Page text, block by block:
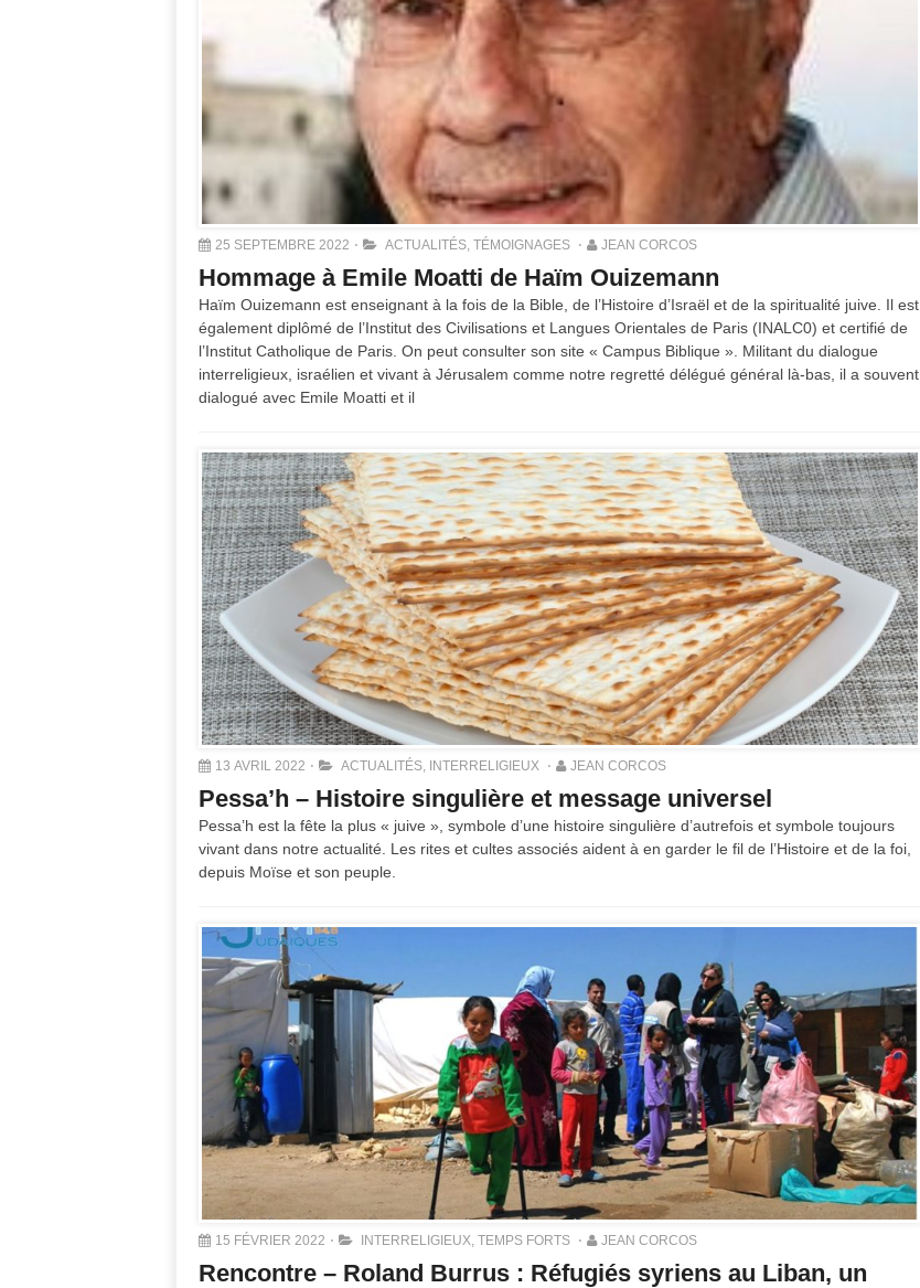
25 SEPTEMBRE 2022 ACTUALITÉS, TÉMOIGNAGES JEAN CORCOS
Hommage à Emile Moatti de Haïm Ouizemann
Haïm Ouizemann est enseignant à la fois de la Bible, de l’Histoire d’Israël et de la spiritualité juive. Il est
également diplômé de l’Institut des Civilisations et Langues Orientales de Paris (INALC0) et certifié de
l’Institut Catholique de Paris. On peut consulter son site « Campus Biblique ». Militant du dialogue
interreligieux, israélien et vivant à Jérusalem comme notre regretté délégué général là-bas, il a souvent
dialogué avec Emile Moatti et il
13 AVRIL 2022 ACTUALITÉS INTERRELIGIEUX JEAN CORCOS
Pessa’h – Histoire singulière et message universel
Pessa’h est la fête la plus « juive », symbole d’une histoire singulière d’autrefois et symbole toujours
vivant dans notre actualité. Les rites et cultes associés aident à en garder le fil de l’Histoire et de la foi,
depuis Moïse et son peuple.
15 FÉVRIER 2022 INTERRELIGIEUX TEMPS FORTS JEAN CORCOS
Rencontre – Roland Burrus : Réfugiés syriens au Liban, un